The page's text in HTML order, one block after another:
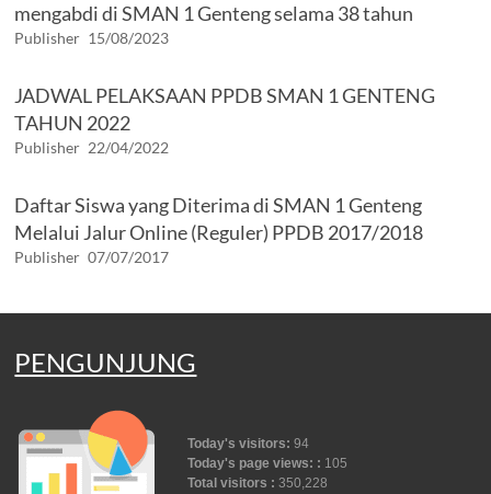
mengabdi di SMAN 1 Genteng selama 38 tahun
Publisher 15/08/2023
JADWAL PELAKSAAN PPDB SMAN 1 GENTENG
TAHUN 2022
Publisher 22/04/2022
Daftar Siswa yang Diterima di SMAN 1 Genteng
Melalui Jalur Online (Reguler) PPDB 2017/2018
Publisher 07/07/2017
PENGUNJUNG
Today's visitors:94
Today's page views: : 105
Total visitors :350,228